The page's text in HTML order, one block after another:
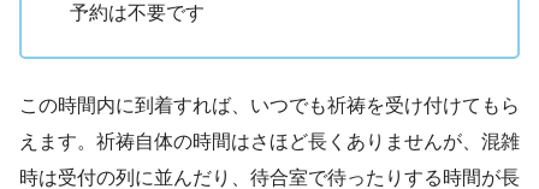
予約は不要です
この時間内に到着すれば、いつでも祈祷を受け付けてもら
えます。祈祷自体の時間はさほど長くありませんが、混雑
時は受付の列に並んだり、待合室で待ったりする時間が長